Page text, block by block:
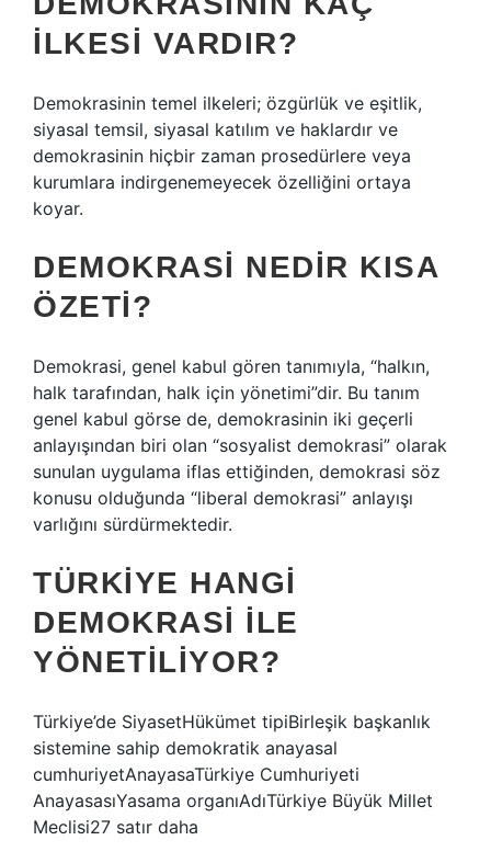
ILKESI VARDIR?
Demokrasinin temel ilkeleri; özgürlük ve eşitlik,
siyasal temsil, siyasal katılım ve haklardır ve
demokrasinin hiçbir zaman prosedürlere veya
kurumlara indirgenemeyecek özelliğini ortaya
koyar.
DEMOKRASI NEDIR KISA
ÖZETI?
Demokrasi, genel kabul gören tanımıyla, “halkın,
halk tarafından, halk için yönetimi”dir. Bu tanım
genel kabul görse de, demokrasinin iki geçerli
anlayışından biri olan “sosyalist demokrasi” olarak
sunulan uygulama iflas ettiğinden, demokrasi söz
konusu olduğunda “liberal demokrasi” anlayışı
varlığını sürdürmektedir.
TÜRKIYE HANGI
DEMOKRASI ILE
YÖNETILIYOR?
Türkiye’de SiyasetHükümet tipiBirleşik başkanlık
sistemine sahip demokratik anayasal
cumhuriyetAnayasaTürkiye Cumhuriyeti
AnayasasıYasama organıAdıTürkiye Büyük Millet
Meclisi27 satır daha